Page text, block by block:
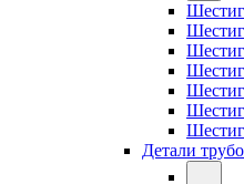
Детали